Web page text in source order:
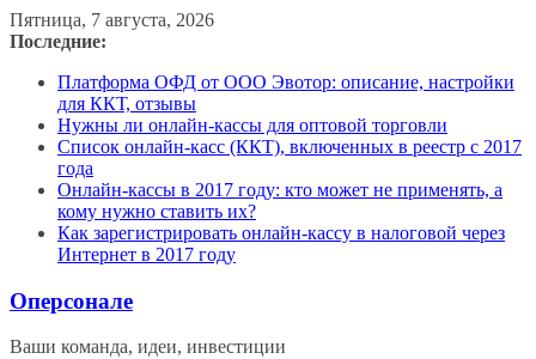
Перейти
к
Пятница, 7 августа, 2026
Последние:
Платформа ОФД от ООО Эвотор: описание, настройки
для ККТ, отзывы
Нужны ли онлайн-кассы для оптовой торговли
Список онлайн-касс (ККТ), включенных в реестр с 2017
года
Онлайн-кассы в 2017 году: кто может не применять, а
кому нужно ставить их?
Как зарегистрировать онлайн-кассу в налоговой через
Интернет в 2017 году
Оперсонале
Ваши команда, идеи, инвестиции